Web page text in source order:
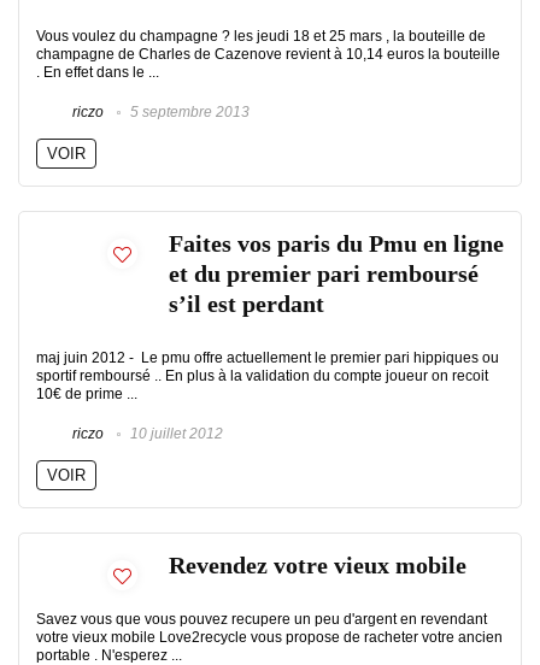
Vous voulez du champagne ? les jeudi 18 et 25 mars , la bouteille de
champagne de Charles de Cazenove revient à 10,14 euros la bouteille
. En effet dans le ...
riczo 5 septembre 2013
VOIR
Faites vos paris du Pmu en ligne
et du premier pari remboursé
s’il est perdant
maj juin 2012 - Le pmu offre actuellement le premier pari hippiques ou
sportif remboursé .. En plus à la validation du compte joueur on recoit
10€ de prime ...
riczo 10 juillet 2012
VOIR
Revendez votre vieux mobile
Savez vous que vous pouvez recupere un peu d'argent en revendant
votre vieux mobile Love2recycle vous propose de racheter votre ancien
portable . N'esperez ...